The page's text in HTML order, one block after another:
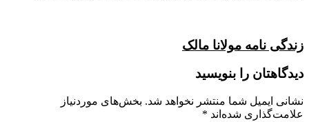
زندگی نامه مولانا مالک
دیدگاهتان را بنویسید
نشانی ایمیل شما منتشر نخواهد شد. بخش‌های موردنیاز
علامت‌گذاری شده‌اند *